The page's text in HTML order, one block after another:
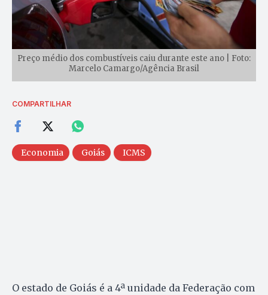
Preço médio dos combustíveis caiu durante este ano | Foto:
Marcelo Camargo/Agência Brasil
COMPARTILHAR
Economia Goiás ICMS
O estado de Goiás é a 4ª unidade da Federação com